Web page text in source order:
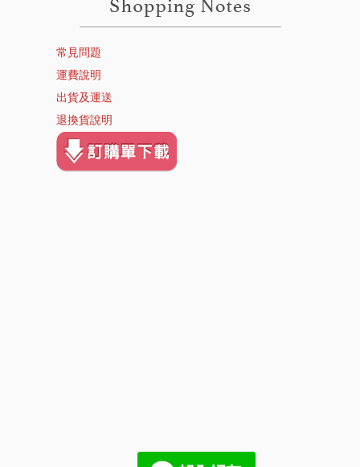
常見問題
運費說明
出貨及運送
退換貨說明